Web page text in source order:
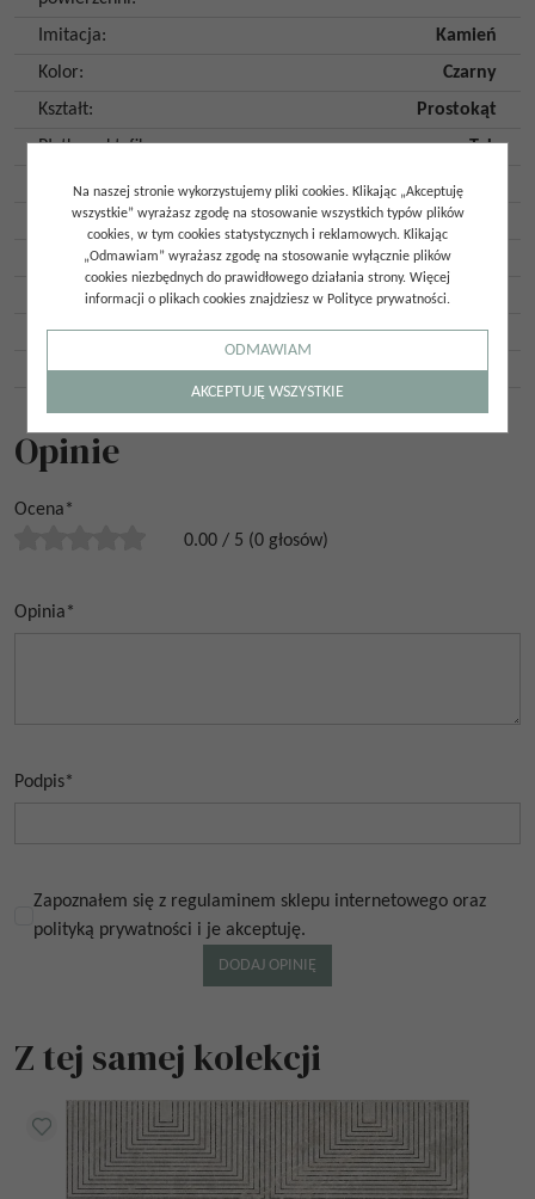
Imitacja:
Kamień
Kolor:
Czarny
Kształt:
Prostokąt
Płytka rektyfikowana:
Tak
Mrozoodporność
Ilość twarzy
Ilość szt. w opakowaniu:
Ilość m2 w opakowaniu:
Gatunek:
Gat. 1
Kraj pochodzenia: Hiszpania
Opinie
Ocena*
0.00 / 5 (0 głosów)
Opinia*
Podpis*
Zapoznałem się z regulaminem sklepu internetowego oraz
polityką prywatności i je akceptuję.
Z tej samej kolekcji
Na naszej stronie wykorzystujemy pliki cookies. Klikając „Akceptuję
wszystkie” wyrażasz zgodę na stosowanie wszystkich typów plików
cookies, w tym cookies statystycznych i reklamowych. Klikając
„Odmawiam” wyrażasz zgodę na stosowanie wyłącznie plików
cookies niezbędnych do prawidłowego działania strony. Więcej
informacji o plikach cookies znajdziesz w Polityce prywatności.
ODMAWIAM
AKCEPTUJĘ WSZYSTKIE